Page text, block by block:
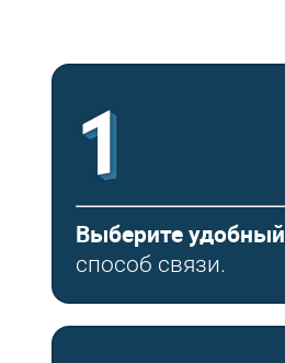
1
Выберите удобный
способ связи.